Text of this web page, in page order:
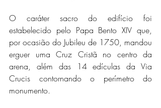
O caráter sacro do edifício foi
estabelecido pelo Papa Bento XIV que,
por ocasião do Jubileu de 1750, mandou
erguer uma Cruz Cristã no centro da
arena, além das 14 edículas da Via
Crucis contornando o perímetro do
monumento.